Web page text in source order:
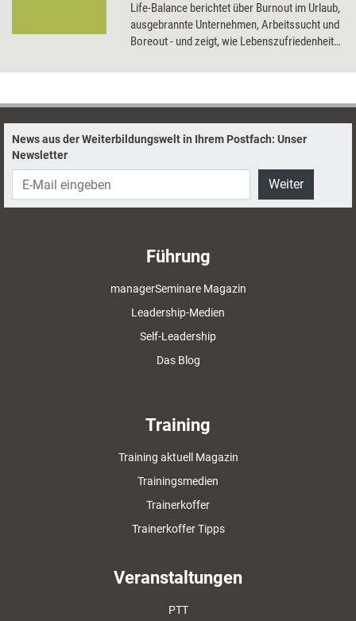
Life-Balance berichtet über Burnout im Urlaub,
ausgebrannte Unternehmen, Arbeitssucht und
Boreout - und zeigt, wie Lebenszufriedenheit
News aus der Weiterbildungswelt in Ihrem Postfach: Unser
Newsletter
Weiter
Führung
managerSeminare Magazin
Leadership-Medien
Self-Leadership
Das Blog
Training
Training aktuell Magazin
Trainingsmedien
Trainerkoffer
Trainerkoffer Tipps
Veranstaltungen
PTT